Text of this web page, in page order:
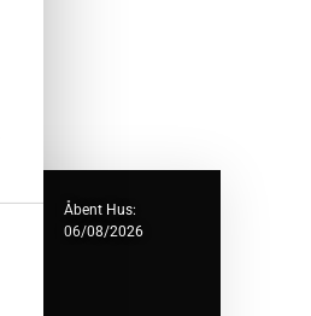
Åbent Hus:
06/08/2026